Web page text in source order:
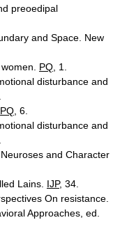
preoedipal
and Space. New
PQ , 1.
disturbance and
PQ , 6.
disturbance and
and Character
Lains. IJP, 34.
On resistance.
Approaches, ed.